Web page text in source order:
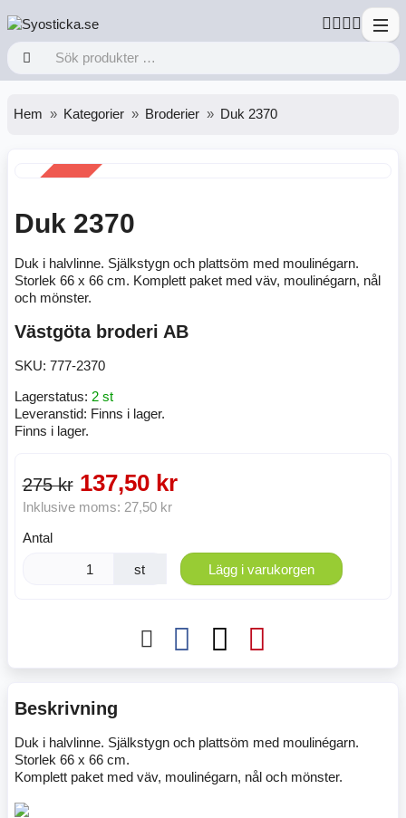
Hem Kategorier Broderier Duk 2370
Duk 2370
Duk i halvlinne. Själkstygn och plattsöm med moulinégarn.
Storlek 66 x 66 cm. Komplett paket med väv, moulinégarn, nål
och mönster.
Västgöta broderi AB
SKU: 777-2370
Lagerstatus: 2 st
Leveranstid: Finns i lager.
Finns i lager.
275 kr 137,50 kr
Inklusive moms: 27,50 kr
Antal
st Lägg i varukorgen
Beskrivning
Duk i halvlinne. Själkstygn och plattsöm med moulinégarn.
Storlek 66 x 66 cm.
Komplett paket med väv, moulinégarn, nål och mönster.